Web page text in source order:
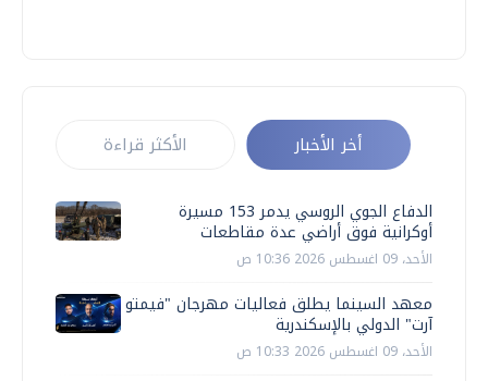
أخر الأخبار الأكثر قراءة
الدفاع الجوي الروسي يدمر 153 مسيرة
أوكرانية فوق أراضي عدة مقاطعات
الأحد، 09 اغسطس 2026 10:36 ص
معهد السينما يطلق فعاليات مهرجان "فيمتو
آرت" الدولي بالإسكندرية
الأحد، 09 اغسطس 2026 10:33 ص